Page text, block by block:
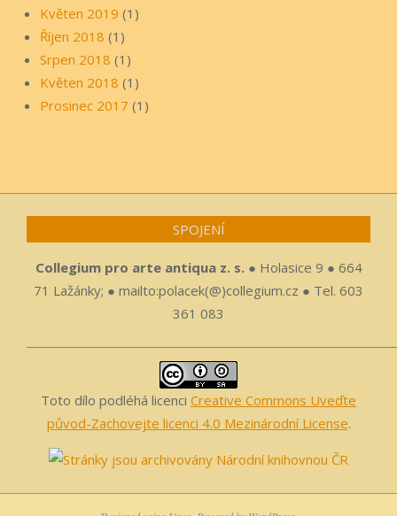
Květen 2019 (1)
Říjen 2018 (1)
Srpen 2018 (1)
Květen 2018 (1)
Prosinec 2017 (1)
SPOJENÍ
Collegium pro arte antiqua z. s. ● Holasice 9 ● 664
71 Lažánky; ● mailto:polacek(@)collegium.cz ● Tel. 603
361 083
Toto dílo podléhá licenci Creative Commons Uveďte
původ-Zachovejte licenci 4.0 Mezinárodní License.